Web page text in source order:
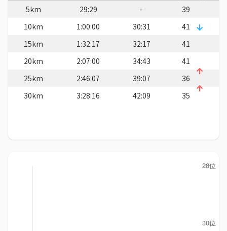
5km 29:29 -
39
10km
1:00:00 30:31
41
15km
1:32:17 32:17
41
20km
2:07:00 34:43
41
25km
2:46:07 39:07
36
30km
3:28:16 42:09 35